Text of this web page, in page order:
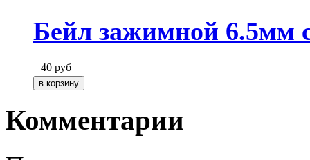
Бейл зажимной 6.5мм
40 руб
Комментарии